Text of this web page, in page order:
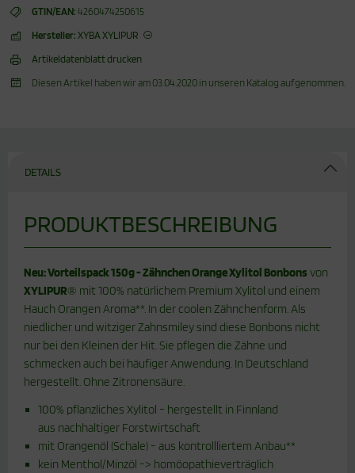
GTIN/EAN: 4260474250615
Hersteller: XYBA XYLIPUR
Artikeldatenblatt drucken
Diesen Artikel haben wir am 03.04.2020 in unseren Katalog aufgenommen.
DETAILS
PRODUKTBESCHREIBUNG
Neu: Vorteilspack 150g - Zähnchen Orange Xylitol Bonbons von
XYLIPUR® mit 100% natürlichem Premium Xylitol und einem
Hauch Orangen Aroma**. In der coolen Zähnchenform. Als
niedlicher und witziger Zahnsmiley sind diese Bonbons nicht
nur bei den Kleinen der Hit. Sie pflegen die Zähne und
schmecken auch bei häufiger Anwendung. In Deutschland
hergestellt. Ohne Zitronensäure.
100% pflanzliches Xylitol - hergestellt in Finnland
aus nachhaltiger Forstwirtschaft
mit Orangenöl (Schale) - aus kontrollliertem Anbau**
kein Menthol/Minzöl -> homöopathieverträglich